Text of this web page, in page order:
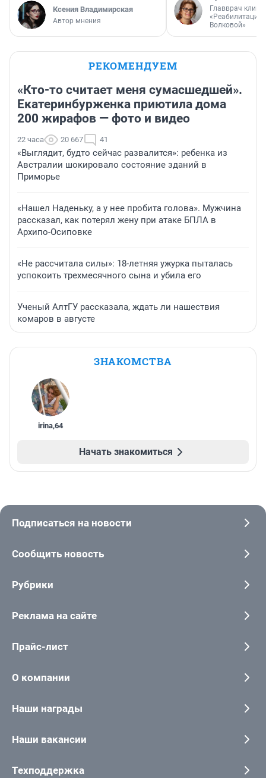
Ксения Владимирская
Автор мнения
Главврач
«Реабилитация
Волковой»
РЕКОМЕНДУЕМ
«Кто-то считает меня сумасшедшей».
Екатеринбурженка приютила дома
200 жирафов — фото и видео
22 часа 20 667 41
«Выглядит, будто сейчас развалится»: ребенка из
Австралии шокировало состояние зданий в
Приморье
«Нашел Наденьку, а у нее пробита голова». Мужчина
рассказал, как потерял жену при атаке БПЛА в
Архипо-Осиповке
«Не рассчитала силы»: 18-летняя ужурка пыталась
успокоить трехмесячного сына и убила его
Ученый АлтГУ рассказала, ждать ли нашествия
комаров в августе
ЗНАКОМСТВА
irina,64
Начать знакомиться
Подписаться на новости
Сообщить новость
Рубрики
Реклама на сайте
Прайс-лист
О компании
Наши награды
Наши вакансии
Техподдержка